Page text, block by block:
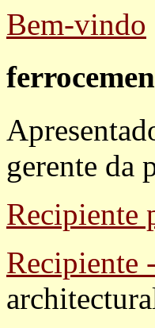
Bem-vindo
gerente da
Recipiente
Recipiente